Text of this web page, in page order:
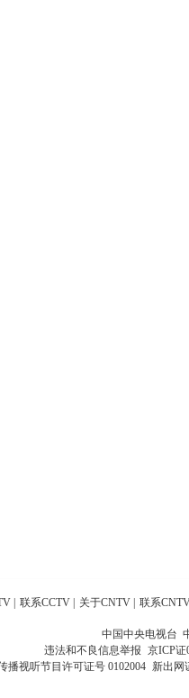
联系CCTV 关于CNTV 联系
中国中央电视台
违法和不良信息举报 京ICP证
播视听节目许可证号 0102004 新出网